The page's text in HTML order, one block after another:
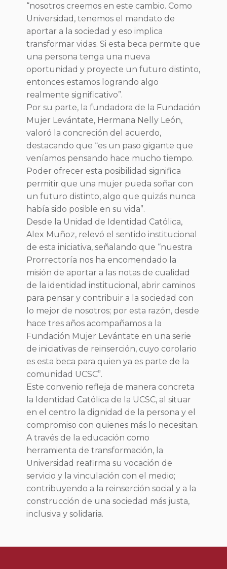
“nosotros creemos en este cambio. Como
Universidad, tenemos el mandato de
aportar a la sociedad y eso implica
transformar vidas. Si esta beca permite que
una persona tenga una nueva
oportunidad y proyecte un futuro distinto,
entonces estamos logrando algo
realmente significativo”.
Por su parte, la fundadora de la Fundación
Mujer Levántate, Hermana Nelly León,
valoró la concreción del acuerdo,
destacando que “es un paso gigante que
veníamos pensando hace mucho tiempo.
Poder ofrecer esta posibilidad significa
permitir que una mujer pueda soñar con
un futuro distinto, algo que quizás nunca
había sido posible en su vida”.
Desde la Unidad de Identidad Católica,
Alex Muñoz, relevó el sentido institucional
de esta iniciativa, señalando que “nuestra
Prorrectoría nos ha encomendado la
misión de aportar a las notas de cualidad
de la identidad institucional, abrir caminos
para pensar y contribuir a la sociedad con
lo mejor de nosotros; por esta razón, desde
hace tres años acompañamos a la
Fundación Mujer Levántate en una serie
de iniciativas de reinserción, cuyo corolario
es esta beca para quien ya es parte de la
comunidad UCSC”.
Este convenio refleja de manera concreta
la Identidad Católica de la UCSC, al situar
en el centro la dignidad de la persona y el
compromiso con quienes más lo necesitan.
A través de la educación como
herramienta de transformación, la
Universidad reafirma su vocación de
servicio y la vinculación con el medio;
contribuyendo a la reinserción social y a la
construcción de una sociedad más justa,
inclusiva y solidaria.